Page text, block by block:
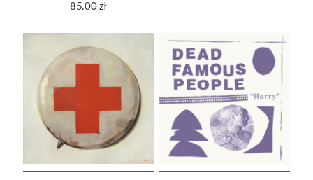
85.00 zł